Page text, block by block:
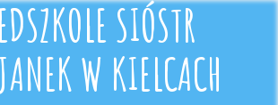
SIÓSTR
W KIELCACH